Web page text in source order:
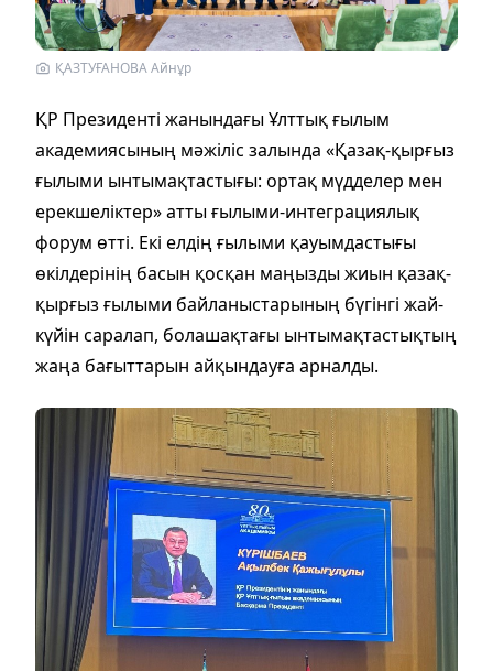
ҚАЗТУҒАНОВА Айнұр
ҚР Президенті жанындағы Ұлттық ғылым
академиясының мәжіліс залында «Қазақ-қырғыз
ғылыми ынтымақтастығы: ортақ мүдделер мен
ерекшеліктер» атты ғылыми-интеграциялық
форум өтті. Екі елдің ғылыми қауымдастығы
өкілдерінің басын қосқан маңызды жиын қазақ-
қырғыз ғылыми байланыстарының бүгінгі жай-
күйін саралап, болашақтағы ынтымақтастықтың
жаңа бағыттарын айқындауға арналды.